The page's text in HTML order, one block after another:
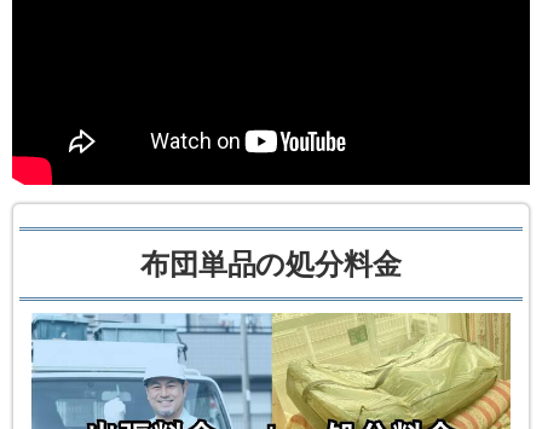
布団単品の処分料金